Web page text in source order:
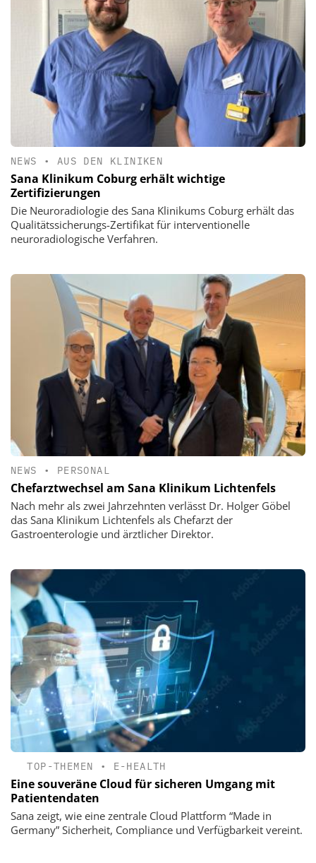
NEWS • AUS DEN KLINIKEN
Sana Klinikum Coburg erhält wichtige
Zertifizierungen
Die Neuroradiologie des Sana Klinikums Coburg erhält das
Qualitätssicherungs-Zertifikat für interventionelle
neuroradiologische Verfahren.
NEWS • PERSONAL
Chefarztwechsel am Sana Klinikum Lichtenfels
Nach mehr als zwei Jahrzehnten verlässt Dr. Holger Göbel
das Sana Klinikum Lichtenfels als Chefarzt der
Gastroenterologie und ärztlicher Direktor.
TOP-THEMEN • E-HEALTH
Eine souveräne Cloud für sicheren Umgang mit
Patientendaten
Sana zeigt, wie eine zentrale Cloud Plattform “Made in
Germany” Sicherheit, Compliance und Verfügbarkeit vereint.